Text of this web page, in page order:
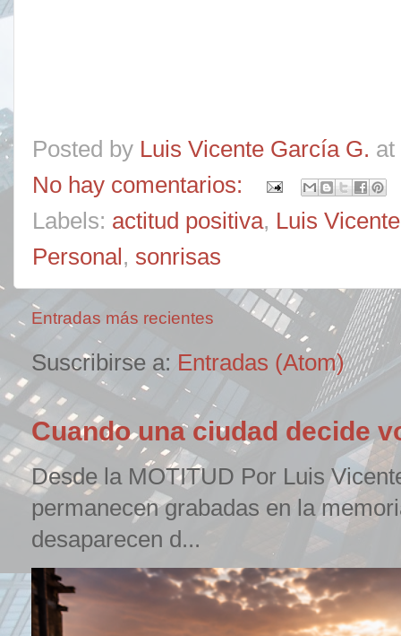
Posted by Luis Vicente García G. at
No hay comentarios:
Labels: actitud positiva, Luis
Personal , sonrisas
Entradas más recientes
Suscribirse a: Entradas (Atom)
Cuando una ciudad decide
Desde la MOTITUD Por Luis
permanecen grabadas en la
desaparecen d...